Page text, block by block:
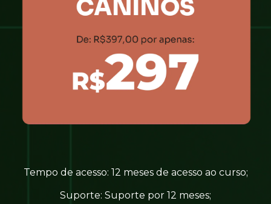
Tempo de acesso: 12 meses de acesso ao curso;
Suporte: Suporte por 12 meses;